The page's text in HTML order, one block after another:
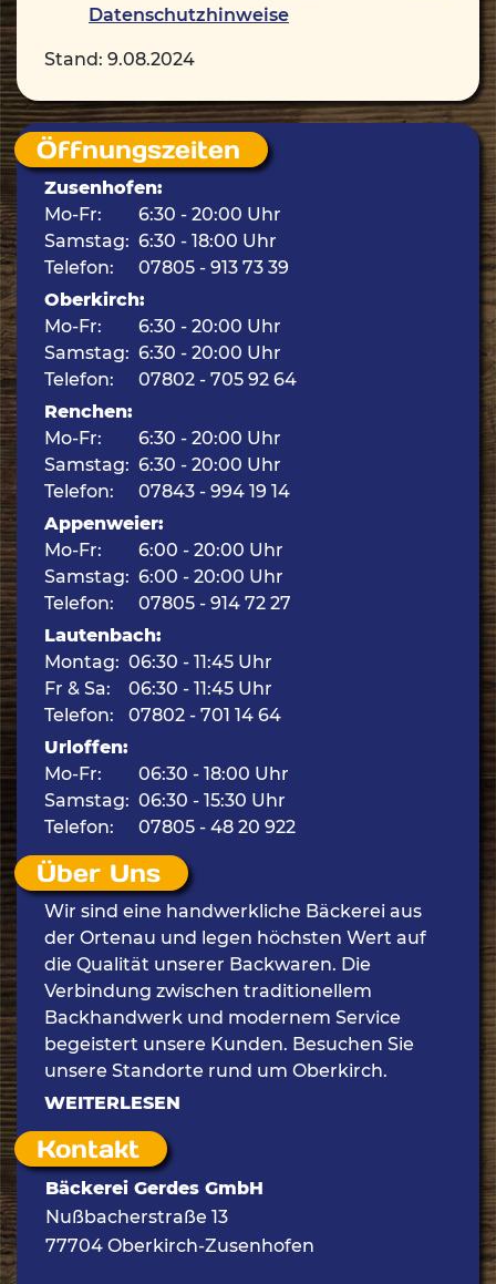
Datenschutzhinweise
Stand: 9.08.2024
Öffnungszeiten
Zusenhofen:
Mo-Fr:
Samstag:
Telefon:
6:30 - 20:00 Uhr
6:30 - 18:00 Uhr
07805 - 913 73 39
Oberkirch:
Mo-Fr:
Samstag:
Telefon:
6:30 - 20:00 Uhr
6:30 - 20:00 Uhr
07802 - 705 92 64
Renchen:
Mo-Fr:
Samstag:
Telefon:
6:30 - 20:00 Uhr
6:30 - 20:00 Uhr
07843 - 994 19 14
Appenweier:
Mo-Fr:
Samstag:
Telefon:
6:00 - 20:00 Uhr
6:00 - 20:00 Uhr
07805 - 914 72 27
Lautenbach:
Montag:
Fr & Sa:
Telefon:
06:30 - 11:45 Uhr
06:30 - 11:45 Uhr
07802 - 701 14 64
Urloffen:
Mo-Fr:
Samstag:
Telefon:
06:30 - 18:00 Uhr
06:30 - 15:30 Uhr
07805 - 48 20 922
Über Uns
Wir sind eine handwerkliche Bäckerei aus
der Ortenau und legen höchsten Wert auf
die Qualität unserer Backwaren. Die
Verbindung zwischen traditionellem
Backhandwerk und modernem Service
begeistert unsere Kunden. Besuchen Sie
unsere Standorte rund um Oberkirch.
WEITERLESEN
Kontakt
Bäckerei Gerdes GmbH
Nußbacherstraße 13
77704 Oberkirch-Zusenhofen